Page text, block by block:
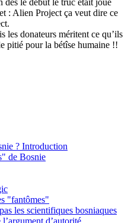
: Alien Project ça veut dire ce
les donateurs méritent ce qu’ils
pitié pour la bétîse humaine !!
? Introduction
de Bosnie
"fantômes"
les scientifiques bosniaques
d’autorité